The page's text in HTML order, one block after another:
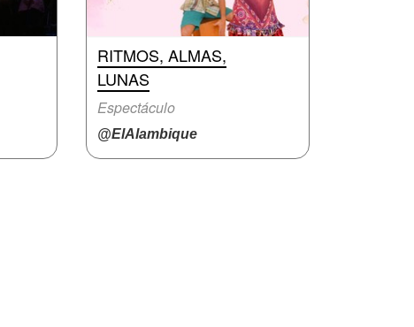
RITMOS, ALMAS,
LUNAS
Espectáculo
@ElAlambique